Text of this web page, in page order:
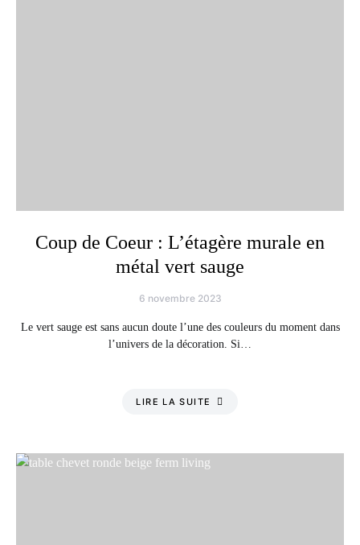
Coup de Coeur : L’étagère murale en
métal vert sauge
6 novembre 2023
Le vert sauge est sans aucun doute l’une des couleurs du moment dans
l’univers de la décoration. Si…
LIRE LA SUITE